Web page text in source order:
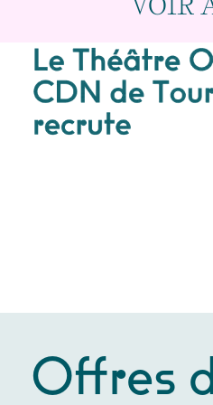
Offres